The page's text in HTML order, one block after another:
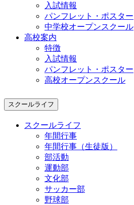
入試情報
パンフレット・ポスター
中学校オープンスクール
高校案内
特徴
入試情報
パンフレット・ポスター
高校オープンスクール
スクールライフ
スクールライフ
年間行事
年間行事（生徒版）
部活動
運動部
文化部
サッカー部
野球部